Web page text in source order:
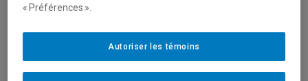
« Préférences ».
Autoriser les témoins